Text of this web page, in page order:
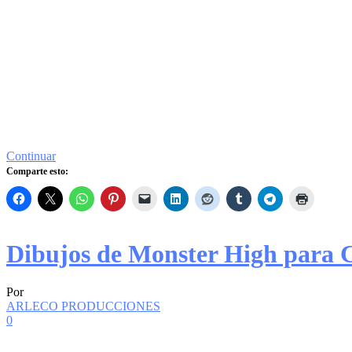
Continuar
Comparte esto:
Dibujos de Monster High para
Por
ARLECO PRODUCCIONES
0